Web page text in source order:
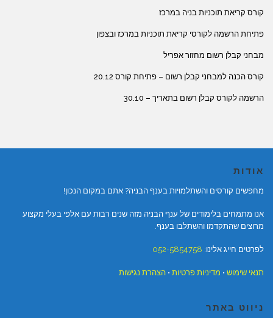
קורס קריאת תוכניות בניה במרכז
פתיחת הרשמה לקורסי קריאת תוכניות במרכז ובצפון
מבחני קבלן רשום מחזור אפריל
קורס הכנה למבחני קבלן רשום – פתיחת קורס 20.12
הרשמה לקורס קבלן רשום בתאריך – 30.10
אודות
מחפשים קורסים והשתלמויות בענף הבניה? אתם במקום הנכון!
אנו מתמחים בלימודים של ענף הבניה מזה שנים רבות עם אלפי בעלי מקצוע
מרוצים שהתקדמו והשתלבו בענף.
לפרטים חייג אלינו: 052-5854758
תנאי שימוש • מדיניות פרטיות • הצהרת נגישות
ניווט באתר